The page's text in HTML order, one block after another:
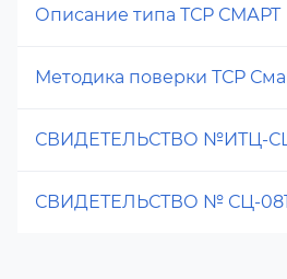
Описание типа ТСР СМАРТ
Методика поверки ТСР
СВИДЕТЕЛЬСТВО №ИТЦ-
СВИДЕТЕЛЬСТВО № СЦ-